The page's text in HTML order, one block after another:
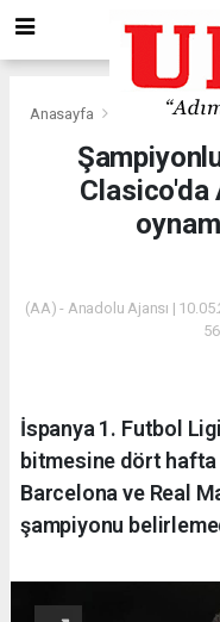
Anasayfa
Clasico'da
(AA) - Anadolu Ajansı |
İspanya 1. Futbol
bitmesine dört hafta
Barcelona ve Real
şampiyonu